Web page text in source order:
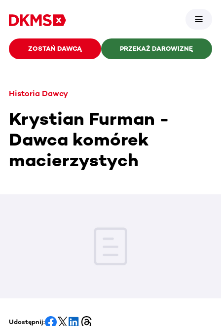
ZOSTAŃ DAWCĄ PRZEKAŻ DAROWIZNĘ
Historia Dawcy
Krystian Furman -
Dawca komórek
macierzystych
Udostępnij: